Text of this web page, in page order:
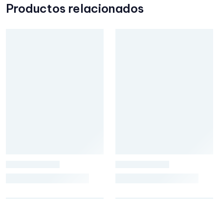
Productos relacionados